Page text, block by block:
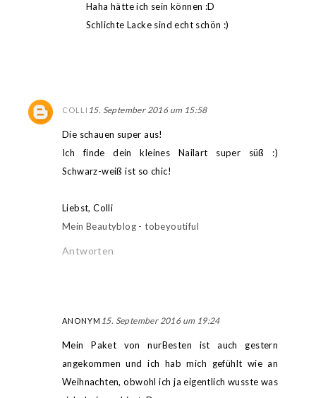
Haha hätte ich sein können :D
Schlichte Lacke sind echt schön :)
COLLI 15. September 2016 um 15:58
Die schauen super aus!
Ich finde dein kleines Nailart super süß :)
Schwarz-weiß ist so chic!
Liebst, Colli
Mein Beautyblog - tobeyoutiful
Antworten
ANONYM 15. September 2016 um 19:24
Mein Paket von nurBesten ist auch gestern
angekommen und ich hab mich gefühlt wie an
Weihnachten, obwohl ich ja eigentlich wusste was